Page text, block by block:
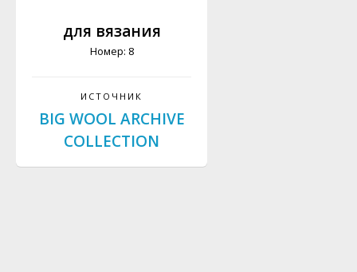
для вязания
Номер: 8
ИСТОЧНИК
BIG WOOL ARCHIVE
COLLECTION